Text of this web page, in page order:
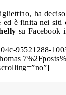
ha
ed è finita nei siti
su Facebook
95521288-